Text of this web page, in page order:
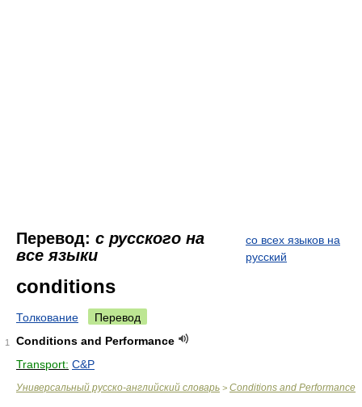
Перевод: с русского на
все языки
со всех языков на
русский
conditions
Толкование Перевод
1
Conditions and Performance
Transport: C&P
Универсальный русско-английский словарь > Conditions and Performance